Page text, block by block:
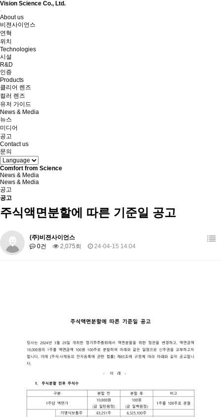
Vision Science Co., Ltd.
Toggle
navigation
About us
비젼사이언스
연혁
위치
Technologies
시설
R&D
인증
Products
클리어 렌즈
컬러 렌즈
유저 가이드
News & Media
뉴스
미디어
공고
Contact us
문의
Comfort from Science
News & Media
News & Media
공고
공고
주식액면분할에 따른 기준일 공고
(주)비젼사이언스
0건
2,075회 24-04-15 14:04